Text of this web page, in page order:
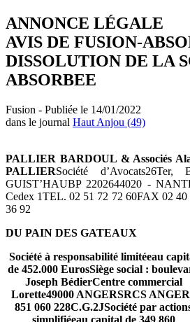
ANNONCE LÉGALE
AVIS DE FUSION-
DISSOLUTION DE LA
ABSORBEE
Fusion - Publiée le 14/01/2022
dans le journal Haut Anjou (49)
PALLIER BARDOUL & Associés
PALLIERSociété d’Avocats26Ter,
GUIST’HAUBP 2202644020 -
Cedex 1TEL. 02 51 72 72 60FAX 02 40
36 92
DU PAIN DES GATEAUX
Société à responsabilité limitéeau
de 452.000 EurosSiège social :
Joseph BédierCentre commercial
Lorette49000 ANGERSRCS
851 060 228C.G.2JSociété par
simplifiéeau capital de 349 860